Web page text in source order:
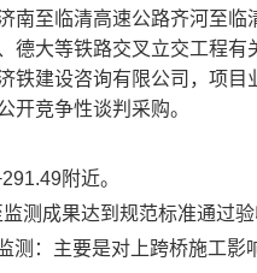
南至临清高速公路齐河至
德大等铁路交叉立交工程有
铁建设咨询有限公司 ，项目
开竞争性谈判采购。
附近。
测成果达到规范标准通过
测：主要是对上跨桥施工